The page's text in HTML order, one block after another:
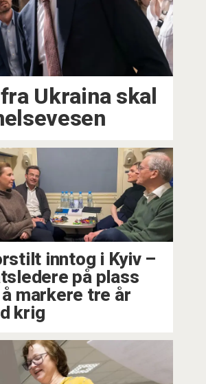
Ukraina skal
inntog i Kyiv –⁠
på plass
markere tre år
krig